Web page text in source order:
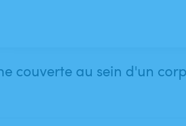
couverte au sein d'un